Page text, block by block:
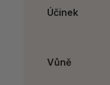
Účinek
Vůně